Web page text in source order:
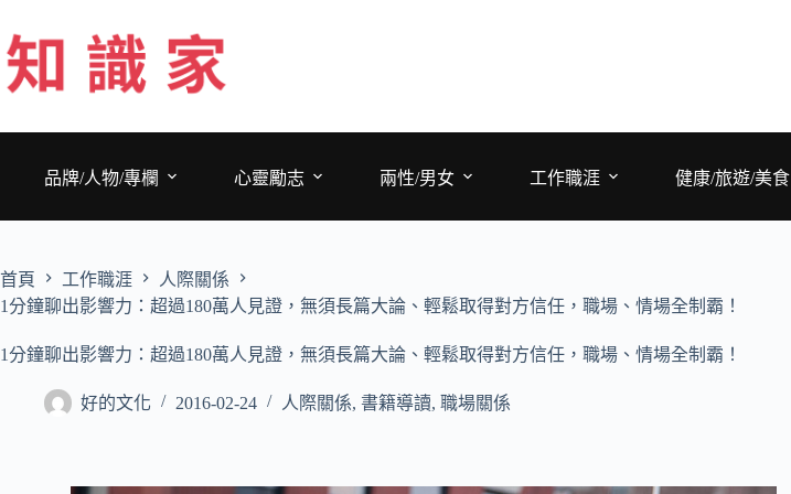
至
主
要
品牌/人物/專欄
心靈勵志 兩性/男女 工作職涯 健康/旅遊/美食
首頁 工作職涯
人際關係
1分鐘聊出影響力：超過180萬人見證，無須長篇大論、輕鬆取得對方信任，職場、情場全制霸！
1分鐘聊出影響力：超過180萬人見證，無須長篇大論、輕鬆取得對方信任，職場、情場全制霸！
好的文化 2016-02-24 人際關係, 書籍導讀, 職場關係